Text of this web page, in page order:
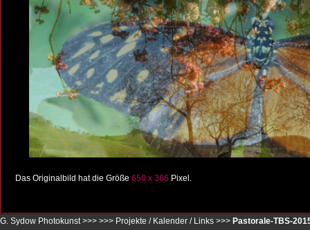
Das Originalbild hat die Größe 650 x 366 Pixel.
G. Sydow Photokunst >>> >>> Projekte / Kalender / Links >>> Pastorale-TBS-